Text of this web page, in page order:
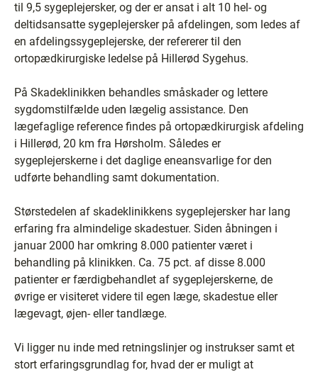
til 9,5 sygeplejersker, og der er ansat i alt 10 hel- og
deltidsansatte sygeplejersker på afdelingen, som ledes af
en afdelingssygeplejerske, der refererer til den
ortopædkirurgiske ledelse på Hillerød Sygehus.
På Skadeklinikken behandles småskader og lettere
sygdomstilfælde uden lægelig assistance. Den
lægefaglige reference findes på ortopædkirurgisk afdeling
i Hillerød, 20 km fra Hørsholm. Således er
sygeplejerskerne i det daglige eneansvarlige for den
udførte behandling samt dokumentation.
Størstedelen af skadeklinikkens sygeplejersker har lang
erfaring fra almindelige skadestuer. Siden åbningen i
januar 2000 har omkring 8.000 patienter været i
behandling på klinikken. Ca. 75 pct. af disse 8.000
patienter er færdigbehandlet af sygeplejerskerne, de
øvrige er visiteret videre til egen læge, skadestue eller
lægevagt, øjen- eller tandlæge.
Vi ligger nu inde med retningslinjer og instrukser samt et
stort erfaringsgrundlag for, hvad der er muligt at